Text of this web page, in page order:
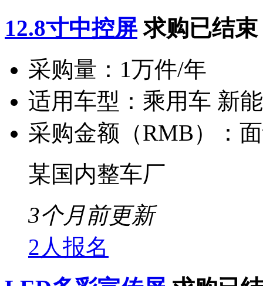
12.8寸中控屏 求购已结束
采购量： 1万件/年
适用车型： 乘用车 新
采购金额（RMB）：
某国内整车厂
3个月前更新
2人报名